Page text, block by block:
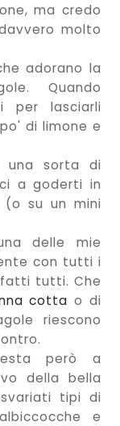
ma credo
molto
adorano la
Quando
per lasciarli
di limone e
una sorta di
a goderti in
su un mini
delle mie
con tutti i
tutti. Che
cotta o di
riescono
però a
della bella
tipi di
e